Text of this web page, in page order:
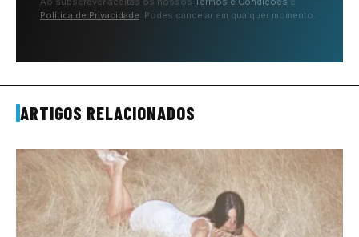
Política de Privacidade. Podes cancelar em qualquer momento.
ARTIGOS RELACIONADOS